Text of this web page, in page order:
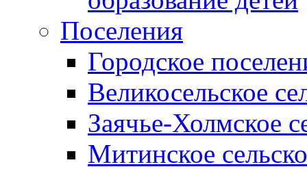
Поселения
Городское
Великосельское
Заячье-Холмское
Митинское